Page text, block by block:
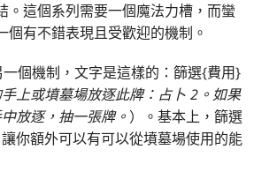
。這個系列需要一個魔法力槽，而蠻
個有不錯表現且受歡迎的機制。
個機制，文字是這樣的：篩選{費用}
上或墳墓場放逐此牌：占卜 2。如果
放逐，抽一張牌。 ）。基本上，篩選
你額外可以有可以從墳墓場使用的能